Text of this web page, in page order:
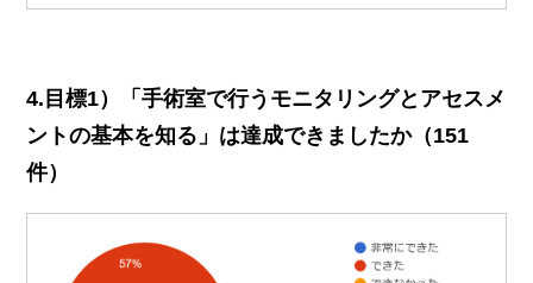
4.目標1）「手術室で行うモニタリングとアセスメ
ントの基本を知る」は達成できましたか（151
件）